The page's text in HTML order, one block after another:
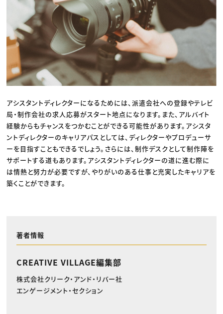
アシスタントディレクターになるためには、派遣会社への登録やテレビ
局・制作会社の求人応募がスタート地点になります。また、アルバイト
経験からもチャンスをつかむことができる可能性があります。アシスタ
ントディレクターのキャリアパスとしては、ディレクターやプロデューサ
ーを目指すこともできるでしょう。さらには、制作デスクとして制作陣を
サポートする道もあります。アシスタントディレクターの道に進む際に
は情熱と努力が必要ですが、やりがいのある仕事と充実したキャリアを
築くことができます。
著者情報
CREATIVE VILLAGE編集部
株式会社クリーク・アンド・リバー社
エンゲージメント・セクション